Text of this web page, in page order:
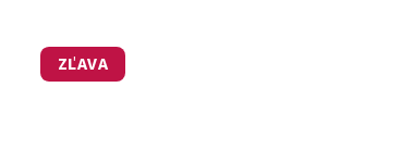
ZĽAVA